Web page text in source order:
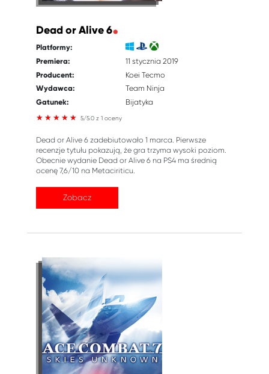
Dead or Alive 6
Platformy:
Premiera:
11 stycznia 2019
Producent: Koei Tecmo
Wydawca: Team Ninja
Gatunek: Bijatyka
5/5.0 z 1 oceny
Dead or Alive 6 zadebiutowało 1 marca. Pierwsze
recenzje tytułu pokazują, że gra trzyma wysoki poziom.
Obecnie wydanie Dead or Alive 6 na PS4 ma średnią
ocenę 7,6/10 na Metaciriticu.
Zobacz